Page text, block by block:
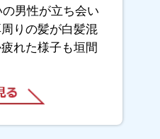
男性が立ち会い
りの髪が白髪混
れた様子も垣間